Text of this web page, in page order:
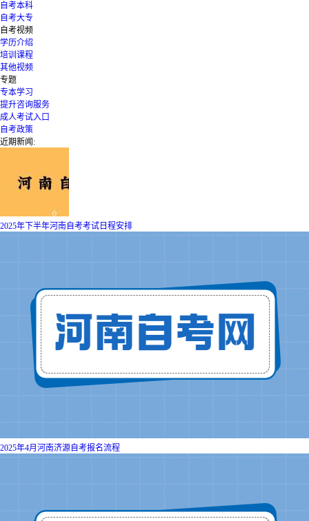
自考本科
自考大专
自考视频
学历介绍
培训课程
其他视频
专题
专本学习
提升咨询服务
成人考试入口
自考政策
近期新闻:
2025年下半年河南自考考试日程安排
2025年4月河南济源自考报名流程